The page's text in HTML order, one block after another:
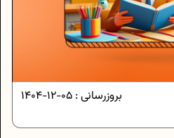
بروزرسانی : 05-12-1404